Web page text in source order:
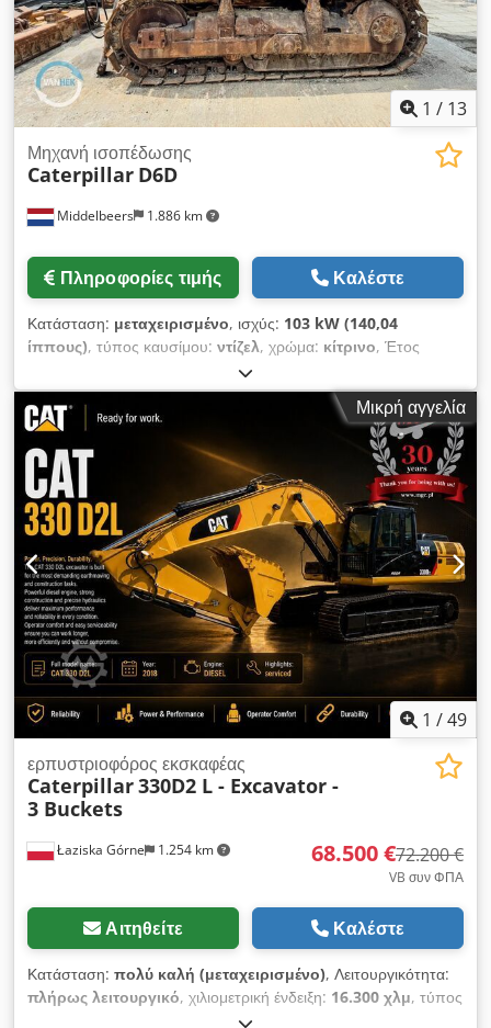
1 / 13
Middelbeers 1.886 km
Μηχανή ισοπέδωσης
Caterpillar D6D
Πληροφορίες τιμής Καλέστε
Κατάσταση: μεταχειρισμένο, ισχύς: 103 kW (140,04
ίππους), τύπος καυσίμου: ντίζελ, χρώμα: κίτρινο, Έτος
, Γενικές πληροφορίες Έτος κατασκευής:
1979 Έτος μοντέλου: 1979 Σειριακός αριθμός: 20X1733
Τεχνικές πληροφορίες Αριθμός κυλίνδρων: 6 Κίνηση:
ερπυστριοφόρο Βάρος χωρίς φορτίο: 14.000 kg Κατάσταση
Γενική κατάσταση: μέση Τεχνική κατάσταση: καλή Οπτική
κατάσταση: κακή Οικονομικές πληροφορίες Τιμή: κατόπιν
αιτήματος Περισσότερες πληροφορίες Cjdpfx Aeun Rlqenksha
Επικοινωνήστε με τον Ernst van Hek για περισσότερες
πληροφορίες.
Μικρή αγγελία
1 /49
Łaziska Górne 1.254 km
ερπυστριοφόρος εκσκαφέας
Caterpillar330D2 L - Excavator -
3 Buckets
68.500 €72.200 €
VB συν ΦΠΑ
Αιτηθείτε Καλέστε
Κατάσταση: πολύ καλή (μεταχειρισμένο), Λειτουργικότητα:
πλήρως λειτουργικό, χιλιομετρική ένδειξη: 16.300 χλμ, τύπος
, τύπος καυσίμου: